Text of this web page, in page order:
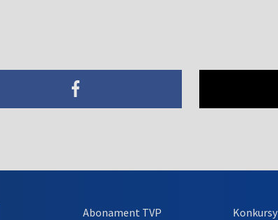
Abonament TVP
Konkursy